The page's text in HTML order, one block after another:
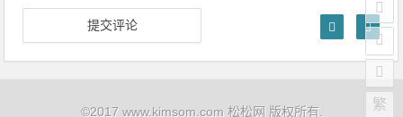
©2017 www.kimsom.com 松松网 版权所有.
繁